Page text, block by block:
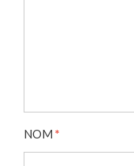
NOM *